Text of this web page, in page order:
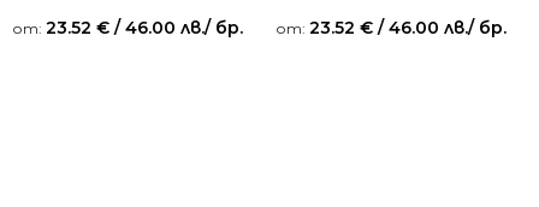
от: 23.52 € / 46.00 лв./ бр. от: 23.52 € / 46.00 лв./ бр.